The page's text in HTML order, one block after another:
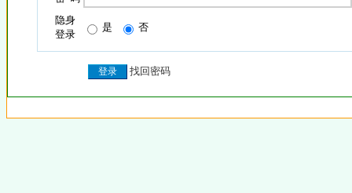
隐身
登录
是 否
找回密码